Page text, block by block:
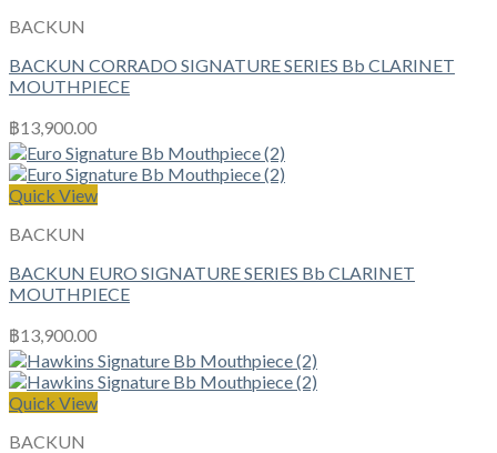
BACKUN
BACKUN CORRADO SIGNATURE SERIES Bb CLARINET
MOUTHPIECE
฿13,900.00
Quick View
BACKUN
BACKUN EURO SIGNATURE SERIES Bb CLARINET
MOUTHPIECE
฿13,900.00
Quick View
BACKUN